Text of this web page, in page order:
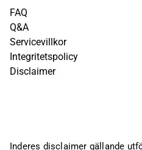
FAQ
Q&A
Servicevillkor
Integritetspolicy
Disclaimer
Inderes disclaimer gällande